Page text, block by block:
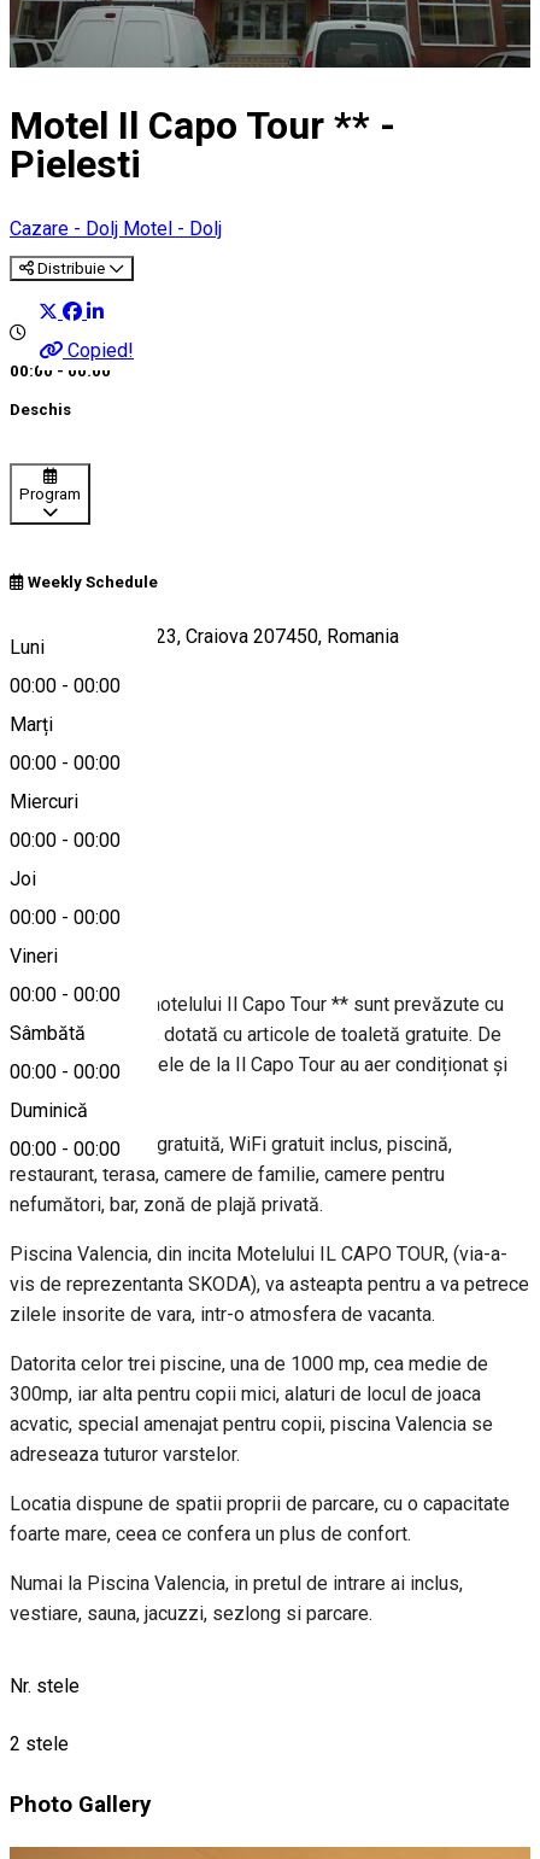
Motel Il Capo Tour ** -
Pielesti
Cazare - Dolj Motel - Dolj
Distribuie
Copied!
00:00 - 00:00
Deschis
Program
Weekly Schedule
Luni
00:00 - 00:00
Marți
00:00 - 00:00
Miercuri
00:00 - 00:00
Joi
00:00 - 00:00
Vineri
00:00 - 00:00
Sâmbătă
00:00 - 00:00
Duminică
00:00 - 00:00
Calea București 123, Craiova 207450, Romania
Hartă
Despre
Toate camerele motelului Il Capo Tour ** sunt prevăzute cu
TV și baie privată, dotată cu articole de toaletă gratuite. De
asemenea, camerele de la Il Capo Tour au aer condiționat și
Facilitati: parcare gratuită, WiFi gratuit inclus, piscină,
restaurant, terasa, camere de familie, camere pentru
nefumători, bar, zonă de plajă privată.
Piscina Valencia, din incita Motelului IL CAPO TOUR, (via-a-
vis de reprezentanta SKODA), va asteapta pentru a va petrece
zilele insorite de vara, intr-o atmosfera de vacanta.
Datorita celor trei piscine, una de 1000 mp, cea medie de
300mp, iar alta pentru copii mici, alaturi de locul de joaca
acvatic, special amenajat pentru copii, piscina Valencia se
adreseaza tuturor varstelor.
Locatia dispune de spatii proprii de parcare, cu o capacitate
foarte mare, ceea ce confera un plus de confort.
Numai la Piscina Valencia, in pretul de intrare ai inclus,
vestiare, sauna, jacuzzi, sezlong si parcare.
Nr. stele
2 stele
Photo Gallery